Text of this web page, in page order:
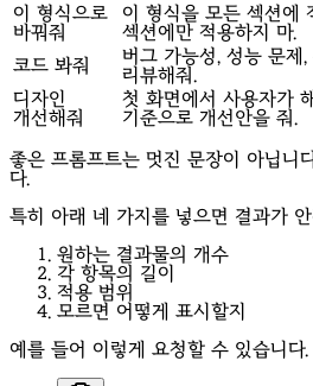
이 형식으로
바꿔줘
이 형식을 모든 섹션에
섹션에만 적용하지 마.
코드 봐줘
버그 가능성, 성능 문제
리뷰해줘.
디자인
개선해줘
첫 화면에서 사용자가
기준으로 개선안을 줘.
좋은 프롬프트는 멋진 문장이 아닙니
다.
특히 아래 네 가지를 넣으면 결과가 안
원하는 결과물의 개수
각 항목의 길이
적용 범위
모르면 어떻게 표시할지
예를 들어 이렇게 요청할 수 있습니다.